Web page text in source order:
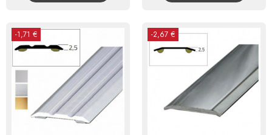
-1,71 € -2,67 €